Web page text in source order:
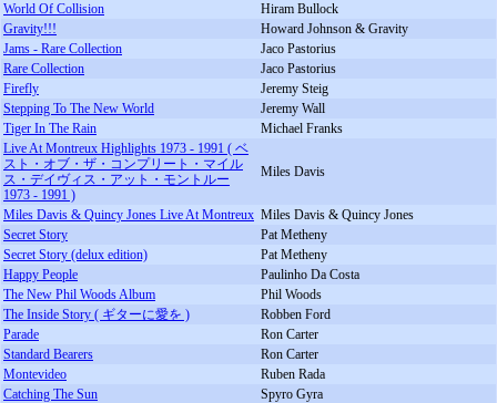
World Of Collision
Hiram Bullock
Gravity!!!
Howard Johnson & Gravity
Jams - Rare Collection
Jaco Pastorius
Rare Collection
Jaco Pastorius
Firefly
Jeremy Steig
Stepping To The New World
Jeremy Wall
Tiger In The Rain
Michael Franks
Live At Montreux Highlights 1973 - 1991 ( ベ
スト・オブ・ザ・コンプリート・マイル
ス・デイヴィス・アット・モントルー
1973 - 1991 )
Miles Davis
Miles Davis & Quincy Jones Live At Montreux Miles Davis & Quincy Jones
Secret Story
Pat Metheny
Secret Story (delux edition)
Pat Metheny
Happy People
Paulinho Da Costa
The New Phil Woods Album
Phil Woods
The Inside Story ( ギターに愛を )
Robben Ford
Parade
Ron Carter
Standard Bearers
Ron Carter
Montevideo
Ruben Rada
Catching The Sun
Spyro Gyra